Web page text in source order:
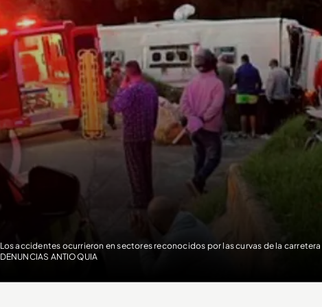
Los accidentes ocurrieron en sectores reconocidos por las curvas de la
DENUNCIAS ANTIOQUIA